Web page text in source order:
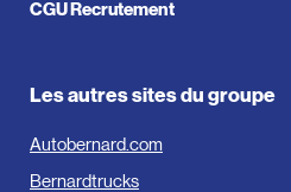
CGU Recrutement
Les autres sites du groupe
Autobernard.com
Bernardtrucks